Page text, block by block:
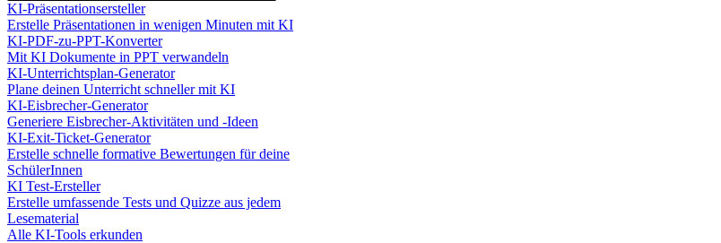
KI-Präsentationsersteller
Erstelle Präsentationen in wenigen Minuten mit KI
KI-PDF-zu-PPT-Konverter
Mit KI Dokumente in PPT verwandeln
KI-Unterrichtsplan-Generator
Plane deinen Unterricht schneller mit KI
KI-Eisbrecher-Generator
Generiere Eisbrecher-Aktivitäten und -Ideen
KI-Exit-Ticket-Generator
Erstelle schnelle formative Bewertungen für deine
SchülerInnen
KI Test-Ersteller
Erstelle umfassende Tests und Quizze aus jedem
Lesematerial
Alle KI-Tools erkunden